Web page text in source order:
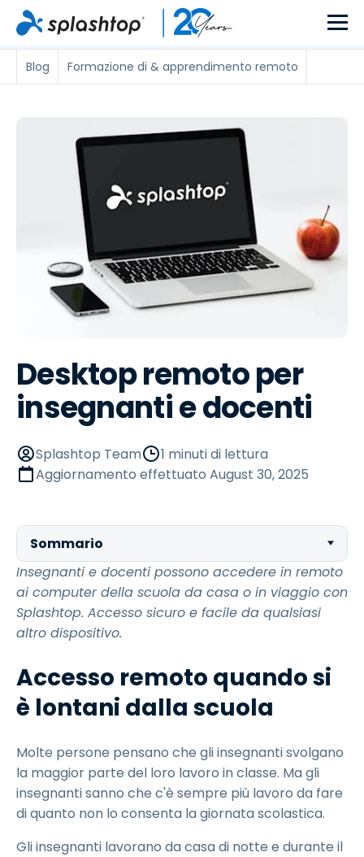
Blog Formazione di & apprendimento remoto
Desktop remoto per
insegnanti e docenti
Splashtop Team
1 minuti di lettura
Aggiornamento effettuato August 30, 2025
Sommario
Insegnanti e docenti possono accedere in remoto
ai computer della scuola da casa o in viaggio con
Splashtop. Accesso sicuro e facile da qualsiasi
altro dispositivo.
Accesso remoto quando si
è lontani dalla scuola
Molte persone pensano che gli insegnanti svolgano
la maggior parte del loro lavoro in classe. Ma gli
insegnanti sanno che c'è sempre più lavoro da fare
di quanto non lo consenta la giornata scolastica.
Gli insegnanti lavorano da casa di notte e durante il